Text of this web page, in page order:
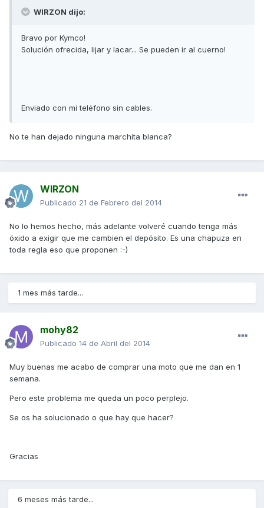
WIRZON dijo:
Bravo por Kymco!
Solución ofrecida, lijar y lacar... Se pueden ir al cuerno!
Enviado con mi teléfono sin cables.
No te han dejado ninguna marchita blanca?
WIRZON
Publicado 21 de Febrero del 2014
No lo hemos hecho, más adelante volveré cuando tenga más
óxido a exigir que me cambien el depósito. Es una chapuza en
toda regla eso que proponen :-)
1 mes más tarde...
mohy82
Publicado 14 de Abril del 2014
Muy buenas me acabo de comprar una moto que me dan en 1
semana.
Pero este problema me queda un poco perplejo.
Se os ha solucionado o que hay que hacer?
Gracias
6 meses más tarde...